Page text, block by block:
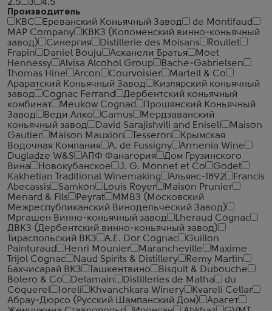
2.5
3
4.5
Производитель
КВС
Ереванский Коньячный Завод
de Montifaud
MAP Company
КВКЗ (Коломенский винно-коньячный
завод)
Синергия Distillerie des Moisans
Roullet
Frapin
Daniel Bouju Асканели Братья
Moet
Hennessy
Alvisa Alcohol Group
Bache-Gabrielsen
Thomas Hine
Arcon Courvoisier
Martell & Co
Араратский Коньячный Завод
Кизлярский коньячный
завод
Cognac Ferrand
Дербентский коньячный
комбинат
Meukow Cognac
Прошянский Коньячный
Завод
Веди Алко Camus
Мердзаванский
коньячный завод
David Sarajishvili and Eniseli
Maison
Gautier
Maison Mauxion Tesseron
Крымская
Водочная Компания
A. de Fussigny
Armenia Wine
Dugladze W&S
АПФ Фанагория
Дом Грузинского
Вина
Новокубанское J. G. Monnet et Co
Godet
Kakhetian Traditional Winemaking
Альянс-1892
Francis
Abecassis
Samkon Louis Royer
Maison Prunier
Menard & Fils
Peyrat
ММВЗ (Московский
Межреспубликанский Винодельческий Завод)
Мргашен Винно-коньячный завод
Lheraud Cognac
ДВКЗ (Дербентский винно-коньячный завод)
Тираспольский ВКЗ
A.E. Dor Cognac
Guillon
Painturaud
Henri Mounier Marancheville
Maxime
Trijol Cognac
Naud Spirits & Distillery
Remy Martin
Бахчисарай ВКЗ
Ташкентвино
Bisquit & Dubouche
Bolero & Co
Delamain Distilleries de Matha
du
Coquerel
Ioreli Khvanchkara Winery
Kvareli Cellar
Абрау-Дюрсо (Русский Шампанский Дом)
Арагет